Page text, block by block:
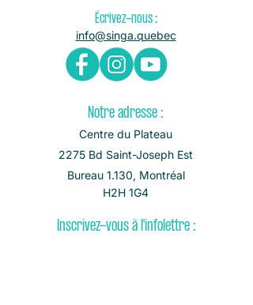
Écrivez-nous :
info@singa.quebec
Notre adresse :
Centre du Plateau
2275 Bd Saint-Joseph Est
Bureau 1.130, Montréal
H2H 1G4
Inscrivez-vous à l'infolettre :